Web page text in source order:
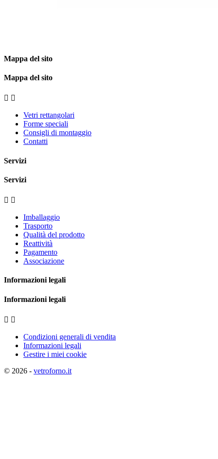
Mappa del sito
Mappa del sito
 
Vetri rettangolari
Forme speciali
Consigli di montaggio
Contatti
Servizi
Servizi
 
Imballaggio
Trasporto
Qualità del prodotto
Reattività
Pagamento
Associazione
Informazioni legali
Informazioni legali
 
Condizioni generali di vendita
Informazioni legali
Gestire i miei cookie
© 2026 - vetroforno.it